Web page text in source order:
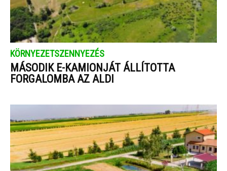
KÖRNYEZETSZENNYEZÉS
MÁSODIK E-KAMIONJÁT ÁLLÍTOTTA
FORGALOMBA AZ ALDI